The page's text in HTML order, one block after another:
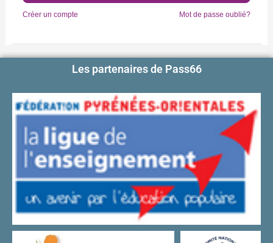
Créer un compte Mot de passe oublié?
Les partenaires de Pass66